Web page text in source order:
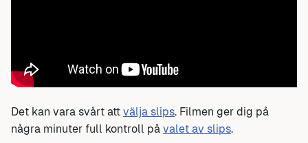
Det kan vara svårt att välja slips. Filmen ger dig på
några minuter full kontroll på valet av slips.